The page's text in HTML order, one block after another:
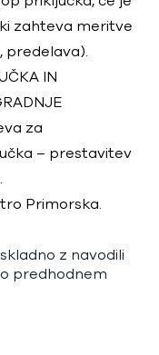
zahteva meritve
predelava).
IN
za
– prestavitev
Primorska.
z navodili
predhodnem